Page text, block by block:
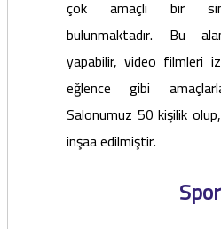
çok amaçlı bir
bulunmaktadır. Bu
yapabilir, video filmleri
eğlence gibi
Salonumuz 50 kişilik
inşaa edilmiştir.
Spor